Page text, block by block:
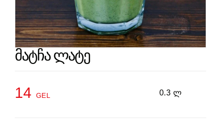
მატჩა ლატე
14 GEL 0.3 ლ